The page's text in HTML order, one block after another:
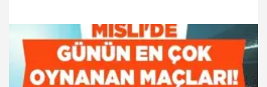
24.06.2026 Ekonomi